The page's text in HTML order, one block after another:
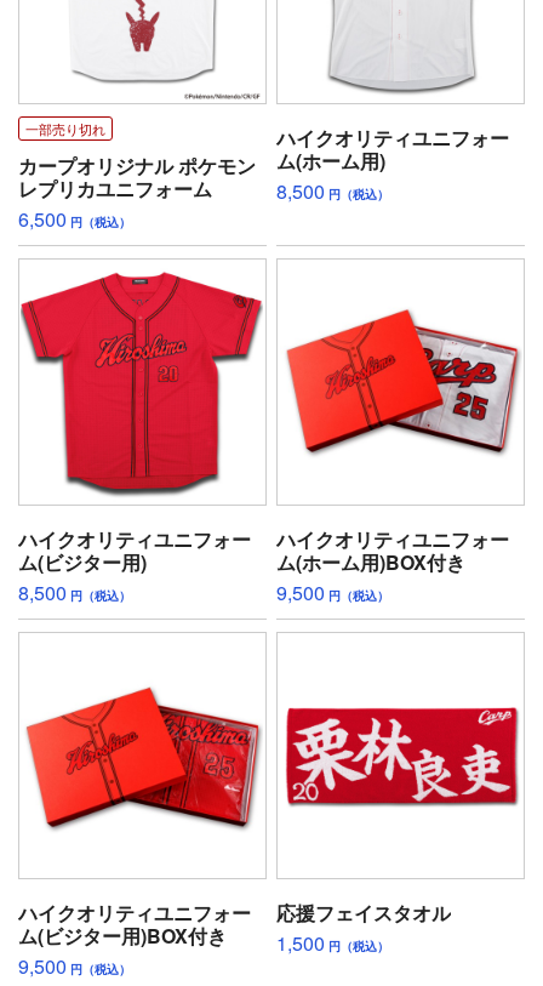
一部売り切れ
カープオリジナル ポケモン
レプリカユニフォーム
6,500 円（税込）
ハイクオリティユニフォー
ム(ホーム用)
8,500 円（税込）
ハイクオリティユニフォー
ム(ビジター用)
8,500 円（税込）
ハイクオリティユニフォー
ム(ホーム用)BOX付き
9,500 円（税込）
ハイクオリティユニフォー
ム(ビジター用)BOX付き
9,500 円（税込）
応援フェイスタオル
1,500 円（税込）